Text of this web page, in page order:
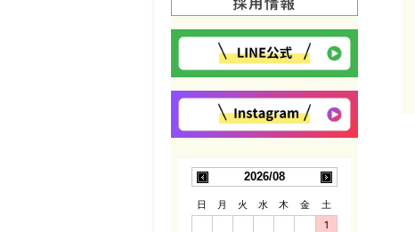
2026/08
日 月 火 水 木 金
土
1